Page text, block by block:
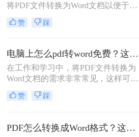
将PDF文件转换为Word文档以便于编
辑和修改。那么pdf如何改成word文档
呢？本文将介绍三种常用的方法来实
赞 踩
电脑上怎么pdf转word免费？这三个方法分享给大家！
在工作和学习中，将PDF文件转换为
Word文档的需求非常常见，这样可以
方便地编辑和修改文档内容。那么电
脑上怎么PDF转Word免费呢？本文将
助您根据实际需求选择最合适的方
式。
赞 踩
PDF怎么转换成Word格式？这四种方法分享给你！